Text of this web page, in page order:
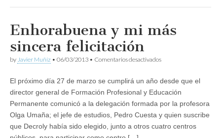
Enhorabuena y mi más
sincera felicitación
by Javier Muñíz • 06/03/2013 • Comentarios desactivadosen
mi
más
felicitación
El próximo día 27 de marzo se cumplirá un año desde que el
director general de Formación Profesional y Educación
Permanente comunicó a la delegación formada por la profesora
Olga Umaña; el jefe de estudios, Pedro Cuesta y quien suscribe
que Decroly había sido elegido, junto a otros cuatro centros